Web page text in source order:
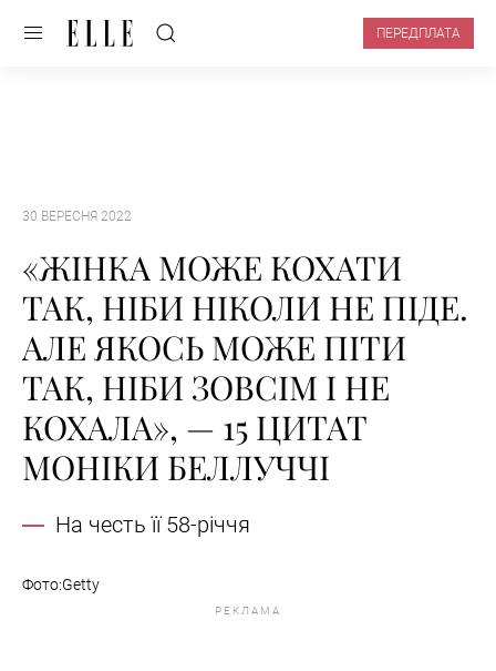
ПЕРЕДПЛАТА
30 ВЕРЕСНЯ 2022
«ЖІНКА МОЖЕ КОХАТИ
ТАК, НІБИ НІКОЛИ НЕ ПІДЕ.
АЛЕ ЯКОСЬ МОЖЕ ПІТИ
ТАК, НІБИ ЗОВСІМ І НЕ
КОХАЛА», — 15 ЦИТАТ
МОНІКИ БЕЛЛУЧЧІ
На честь її 58-річчя
Фото:Getty
РЕКЛАМА